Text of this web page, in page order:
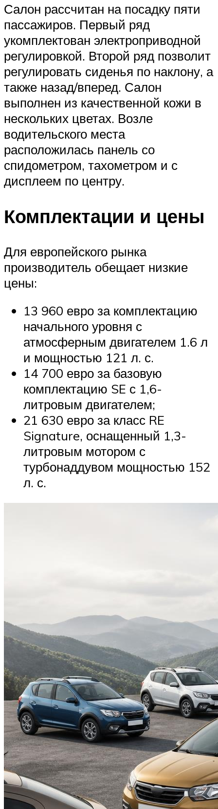
Салон рассчитан на посадку пяти
пассажиров. Первый ряд
укомплектован электроприводной
регулировкой. Второй ряд позволит
регулировать сиденья по наклону, а
также назад/вперед. Салон
выполнен из качественной кожи в
нескольких цветах. Возле
водительского места
расположилась панель со
спидометром, тахометром и с
дисплеем по центру.
Комплектации и цены
Для европейского рынка
производитель обещает низкие
цены:
13 960 евро за комплектацию
начального уровня с
атмосферным двигателем 1.6 л
и мощностью 121 л. с.
14 700 евро за базовую
комплектацию SE с 1,6-
литровым двигателем;
21 630 евро за класс RE
Signature, оснащенный 1,3-
литровым мотором с
турбонаддувом мощностью 152
л. с.